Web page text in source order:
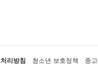
리방침 청소년 보호정책 중